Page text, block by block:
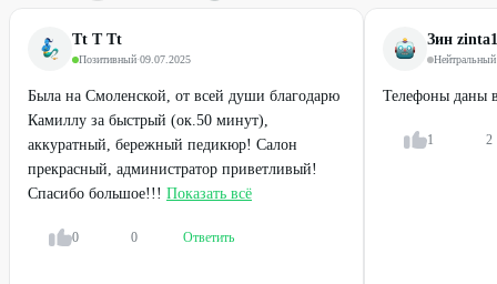
Tt T Tt
Позитивный·09.07.2025
Была на Смоленской, от всей души благодарю
Камиллу за быстрый (ок.50 минут),
аккуратный, бережный педикюр! Салон
прекрасный, администратор приветливый!
Спасибо большое!!! Показать всё
0 0 Ответить
Зин
Нейтральный
Телефоны даны
1 2